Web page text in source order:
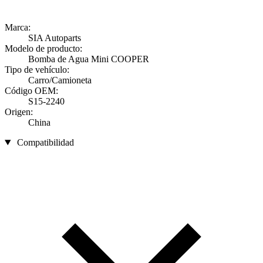
Marca:
SIA Autoparts
Modelo de producto:
Bomba de Agua Mini COOPER
Tipo de vehículo:
Carro/Camioneta
Código OEM:
S15-2240
Origen:
China
Compatibilidad